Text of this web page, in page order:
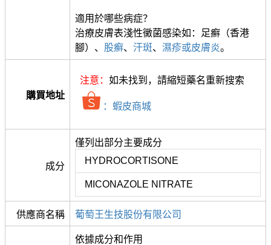
適用於哪些病症？
治療皮膚表淺性黴菌感染如：足癬（香港
腳）、 股癬、 汗斑、 濕疹或皮膚炎。
購買地址
注意： 如未找到，請縮短藥名重新搜索
：蝦皮商城
成分
僅列出部分主要成分
HYDROCORTISONE
MICONAZOLE NITRATE
供應商名稱 葡萄王生技股份有限公司
依據成分和作用